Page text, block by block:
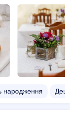
народження